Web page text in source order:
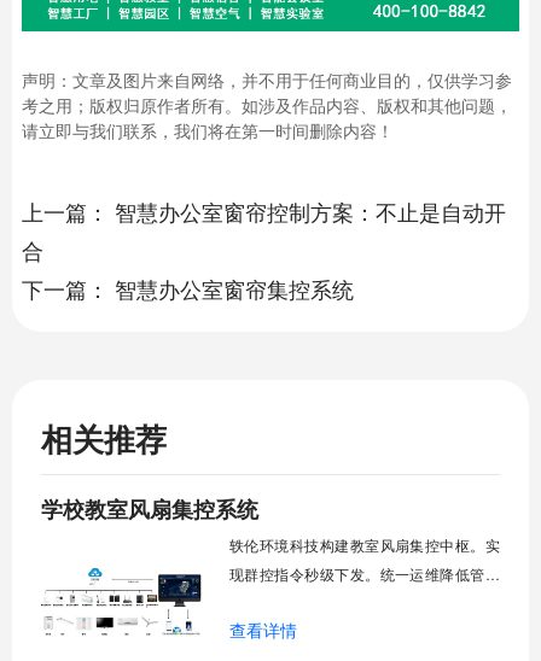
声明：文章及图片来自网络，并不用于任何商业目的，仅供学习参
考之用；版权归原作者所有。如涉及作品内容、版权和其他问题，
请立即与我们联系，我们将在第一时间删除内容！
上一篇： 智慧办公室窗帘控制方案：不止是自动开
合
下一篇： 智慧办公室窗帘集控系统
相关推荐
学校教室风扇集控系统
轶伦环境科技构建教室风扇集控中枢。实
现群控指令秒级下发。统一运维降低管理
巡检盲区。保障教学环境温湿度适宜。数
查看详情